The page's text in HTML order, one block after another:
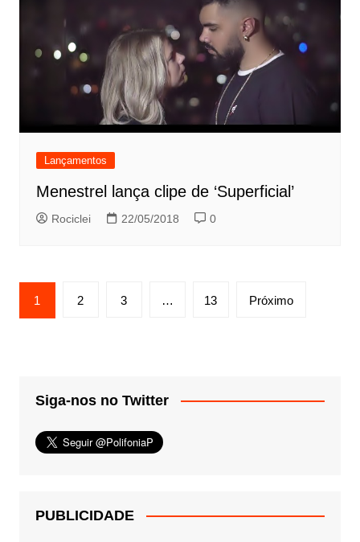
Lançamentos
Menestrel lança clipe de ‘Superficial’
Rociclei 22/05/2018 0
Paginação
de
1 2 3 … 13 Próximo
Siga-nos no Twitter
PUBLICIDADE